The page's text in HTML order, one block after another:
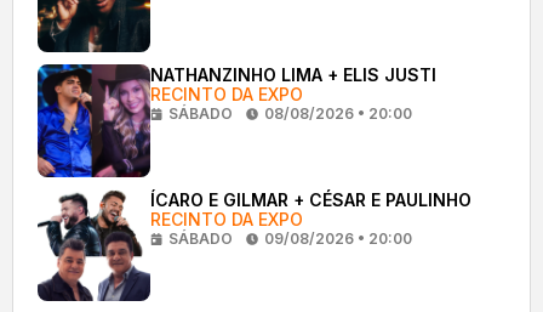
NATHANZINHO LIMA + ELIS JUSTI
RECINTO DA EXPO
SÁBADO 08/08/2026 • 20:00
ÍCARO E GILMAR + CÉSAR E PAULINHO
RECINTO DA EXPO
SÁBADO 09/08/2026 • 20:00